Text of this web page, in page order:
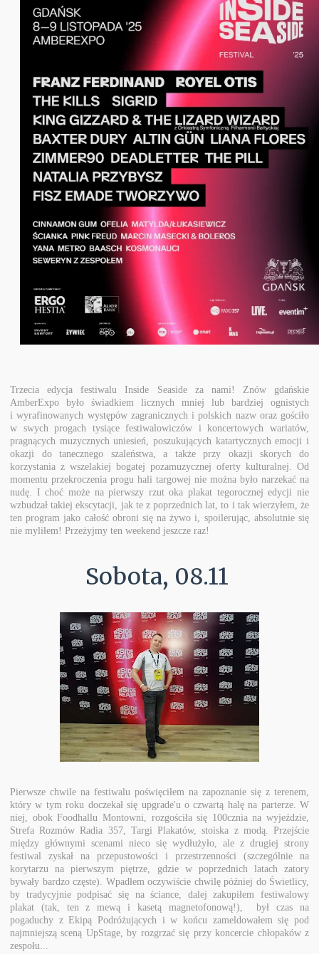
Trzecia edycja festiwalu Inside Seaside za nami! Znów gdańskie
AmberExpo było świadkiem licznych mniej lub bardziej ognistych
iwyrafinowanych występów zagranicznych i polskich nazw oraz gościło
w swych progach tysiące festiwalowiczów i koncertowych wariatów,
pragnących muzycznych uniesień, poszukujących katartycznych emocji i
okazji do tanecznego szaleństwa, a także przy okazji skorych do
korzystania z wszelakiej bogatej pozamuzycznej oferty kulturalnej. Od
momentu przekroczenia progu hali targowej nie można było narzekać na
nudę. I choć może na pierwszy rzut oka plakat tegorocznej edycji nie
wzbudzał takiej ekscytacji, jak te z poprzednich lat, to i tak wierzyłem, że
ten program jako całość obroni się na żywo i, spoilerując, absolutnie się
nie myliłem! Przeżyjmy ten weekend jeszcze raz!
Sobota, 08.11
Pierwsze chwile na festiwalu poświęciłem na zapoznanie się z terenem,
który w tym roku doczekał się upgrade'u o czwartą halę na parterze. W
niej, obok Foodhallu Montowni, rozgościła się 100cznia na wyjeździe,
Strefa Rozmów Radia 357, Targi Plakatów, stoiska z modą. Przejście
między głównymi scenami nieco się wydłużyło, ale z drugiej strony
festiwal zyskał na przepustowości i przestrzenności (szczególnie na
korytarzu na pierwszym piętrze, gdzie w poprzednich latach zatory
bywały bardzo częste). Wpadłem oczywiście chwilę później do Świetlicy,
by tradycyjnie podpisać się na ściance, dalej zakupiłem festiwalowy
plakat (tak, ten z mewą i kasetą magnetofonową!), był czas na
pogaduchy z Ekipą Podróżujących i w końcu zameldowałem się pod
najmniejszą sceną UpStage, by rozgrzać się przy koncercie chłopaków z
zespołu...